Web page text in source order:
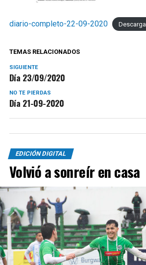
diario-completo-22-09-2020 Descarga
TEMAS RELACIONADOS
SIGUIENTE
Día 23/09/2020
NO TE PIERDAS
Día 21-09-2020
EDICIÓN DIGITAL
Volvió a sonreír en casa